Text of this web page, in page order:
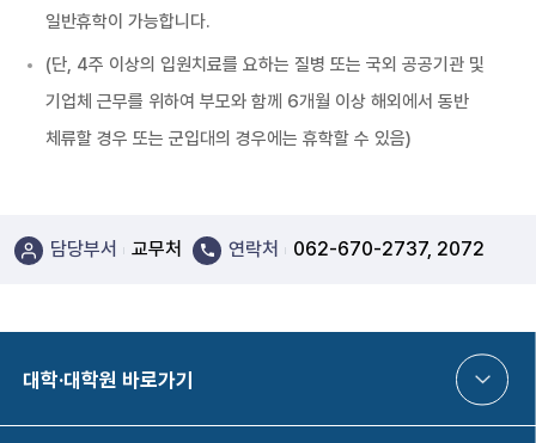
일반휴학이 가능합니다.
(단, 4주 이상의 입원치료를 요하는 질병 또는 국외 공공기관 및
기업체 근무를 위하여 부모와 함께 6개월 이상 해외에서 동반
체류할 경우 또는 군입대의 경우에는 휴학할 수 있음)
담당부서 교무처 연락처 062-670-2737, 2072
대학·대학원 바로가기